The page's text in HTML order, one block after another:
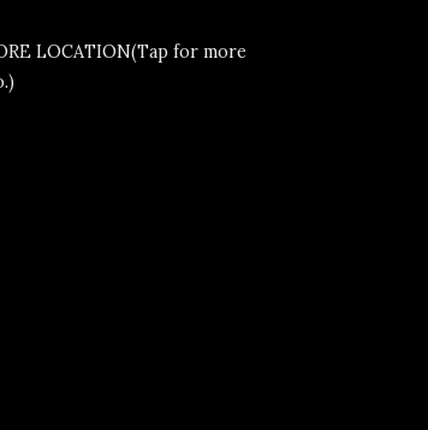
LOCATION(Tap for more